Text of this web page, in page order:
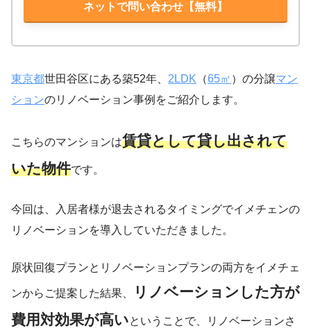
ネットで問い合わせ【無料】
東京都世田谷区にある築52年、 2LDK （65㎡ ）の分譲マン
ションのリノベーション事例をご紹介します。
こちらのマンションは賃貸として貸し出されて
いた物件です。
今回は、入居者様が退去されるタイミングでイメチェンの
リノベーションを導入していただきました。
原状回復プランとリノベーションプランの両方をイメチェ
ンからご提案した結果、
リノベーションした方が
費用対効果が高いということで、リノベーションさ